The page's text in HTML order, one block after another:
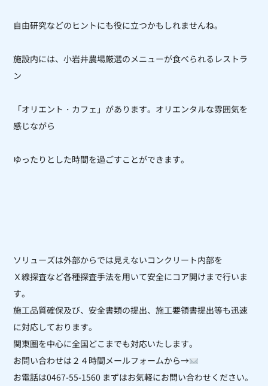
自由研究などのヒントにも役に立つかもしれませんね。
施設内には、小岩井農場厳選のメニューが食べられるレストラ
ン
「オリエント・カフェ」があります。 オリエンタルな雰囲気を
感じながら
ゆったりとした時間を過ごすことができます。
ソリューズは外部からでは見えないコンクリート内部を
Ｘ線探査など各種探査手法を用いて安全にコア開けまで行いま
す。
施工品質確保及び、安全書類の提出、施工要領書提出等も迅速
に対応しております。
関東圏を中心に全国どこまでも対応いたします。
お問い合わせは２４時間メールフォームから→
お電話は0467-55-1560 まずはお気軽にお問い合わせください。